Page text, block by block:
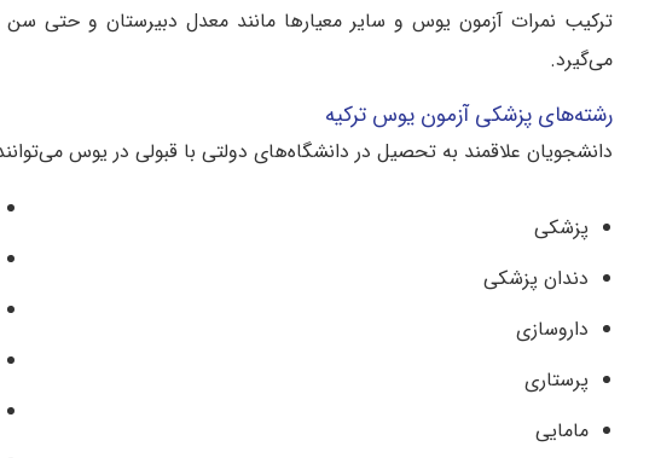
ترکیب نمرات آزمون یوس و سایر معیارها مانند معدل دبیرستان و حتی سن
می‌گیرد.
رشته‌های پزشکی آزمون یوس ترکیه
دانشجویان علاقمند به تحصیل در دانشگاه‌های دولتی با قبولی در یوس
پزشکی
دندان ‌پزشکی
داروسازی
پرستاری
مامایی